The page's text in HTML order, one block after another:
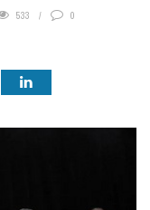
533 0